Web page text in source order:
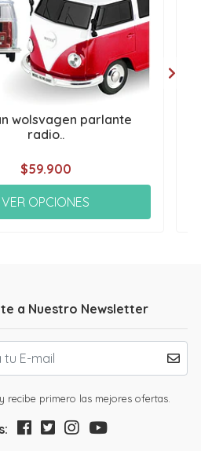
wolsvagen parlante
radio..
$59.900
VER OPCIONES
a Nuestro Newsletter
recibe primero las mejores ofertas.